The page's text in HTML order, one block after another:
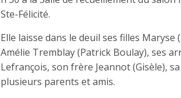
Ste-Félicité.
Elle laisse dans le deuil ses filles
Amélie Tremblay (Patrick Boulay), ses
Lefrançois, son frère Jeannot (Gisèle),
plusieurs parents et amis.